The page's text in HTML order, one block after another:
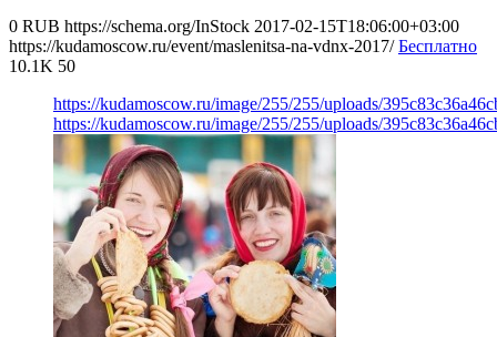
0 RUB https://schema.org/InStock 2017-02-15T18:06:00+03:00
https://kudamoscow.ru/event/maslenitsa-na-vdnx-2017/ Бесплатно
10.1K 50
https://kudamoscow.ru/image/255/255/uploads/
https://kudamoscow.ru/image/255/255/uploads/